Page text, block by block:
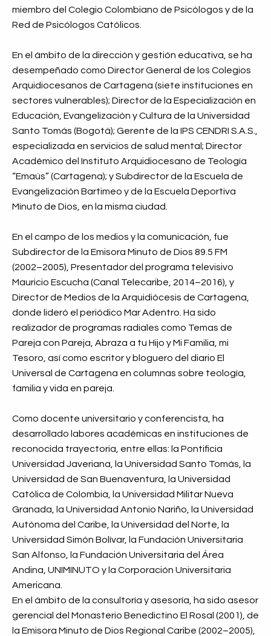
miembro del Colegio Colombiano de Psicólogos y de la
Red de Psicólogos Católicos.
En el ámbito de la dirección y gestión educativa, se ha
desempeñado como Director General de los Colegios
Arquidiocesanos de Cartagena (siete instituciones en
sectores vulnerables); Director de la Especialización en
Educación, Evangelización y Cultura de la Universidad
Santo Tomás (Bogotá); Gerente de la IPS CENDRI S.A.S.,
especializada en servicios de salud mental; Director
Académico del Instituto Arquidiocesano de Teología
“Emaús” (Cartagena); y Subdirector de la Escuela de
Evangelización Bartimeo y de la Escuela Deportiva
Minuto de Dios, en la misma ciudad.
En el campo de los medios y la comunicación, fue
Subdirector de la Emisora Minuto de Dios 89.5 FM
(2002–2005), Presentador del programa televisivo
Mauricio Escucha (Canal Telecaribe, 2014–2016), y
Director de Medios de la Arquidiócesis de Cartagena,
donde lideró el periódico Mar Adentro. Ha sido
realizador de programas radiales como Temas de
Pareja con Pareja, Abraza a tu Hijo y Mi Familia, mi
Tesoro, así como escritor y bloguero del diario El
Universal de Cartagena en columnas sobre teología,
familia y vida en pareja.
Como docente universitario y conferencista, ha
desarrollado labores académicas en instituciones de
reconocida trayectoria, entre ellas: la Pontificia
Universidad Javeriana, la Universidad Santo Tomás, la
Universidad de San Buenaventura, la Universidad
Católica de Colombia, la Universidad Militar Nueva
Granada, la Universidad Antonio Nariño, la Universidad
Autónoma del Caribe, la Universidad del Norte, la
Universidad Simón Bolívar, la Fundación Universitaria
San Alfonso, la Fundación Universitaria del Área
Andina, UNIMINUTO y la Corporación Universitaria
Americana.
En el ámbito de la consultoría y asesoría, ha sido asesor
gerencial del Monasterio Benedictino El Rosal (2001), de
la Emisora Minuto de Dios Regional Caribe (2002–2005),